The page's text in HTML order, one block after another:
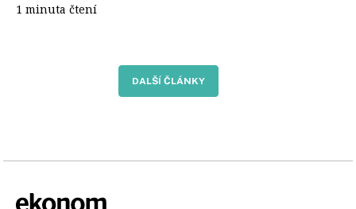
1 minuta čtení
DALŠÍ ČLÁNKY